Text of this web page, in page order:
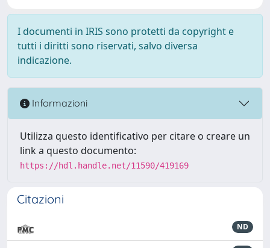
I documenti in IRIS sono protetti da copyright e
tutti i diritti sono riservati, salvo diversa
indicazione.
Informazioni
Utilizza questo identificativo per citare o creare un
link a questo documento:
https://hdl.handle.net/11590/419169
Citazioni
ND